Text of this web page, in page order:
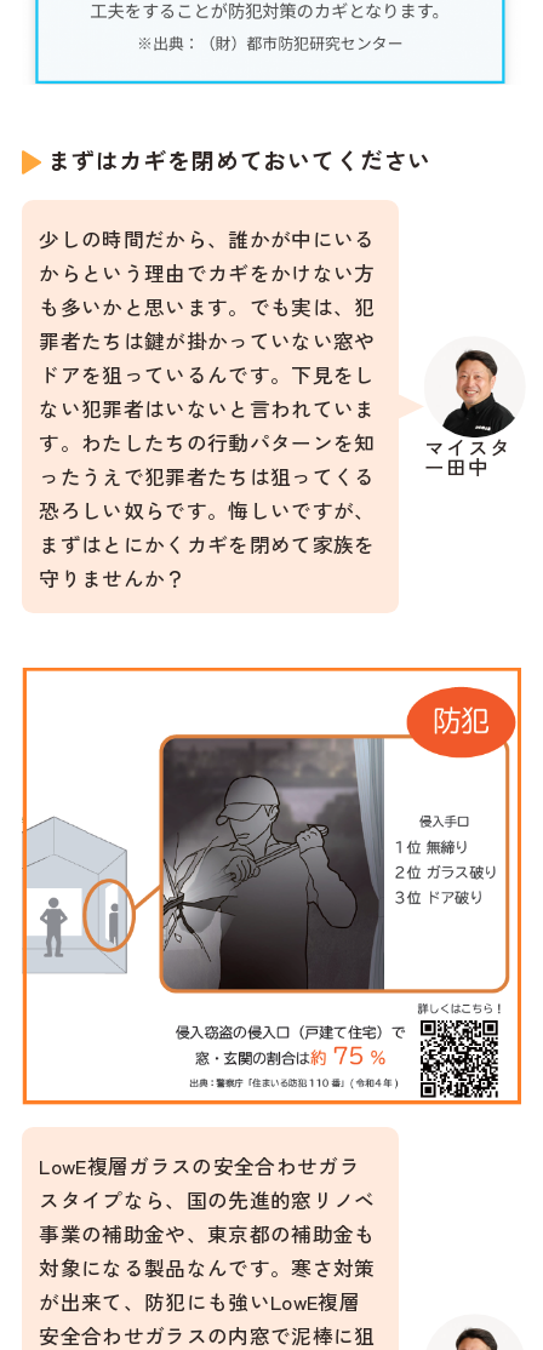
まずはカギを閉めておいてください
マイスタ
ー田中
少しの時間だから、誰かが中にいる
からという理由でカギをかけない方
も多いかと思います。でも実は、犯
罪者たちは鍵が掛かっていない窓や
ドアを狙っているんです。下見をし
ない犯罪者はいないと言われていま
す。わたしたちの行動パターンを知
ったうえで犯罪者たちは狙ってくる
恐ろしい奴らです。悔しいですが、
まずはとにかくカギを閉めて家族を
守りませんか？
LowE複層ガラスの安全合わせガラ
スタイプなら、国の先進的窓リノベ
事業の補助金や、東京都の補助金も
対象になる製品なんです。寒さ対策
が出来て、防犯にも強いLowE複層
安全合わせガラスの内窓で泥棒に狙